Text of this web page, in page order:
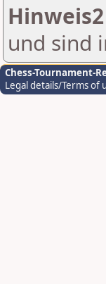
Hinweis2
und sind
Chess-Tournament-
Legal details/Terms of